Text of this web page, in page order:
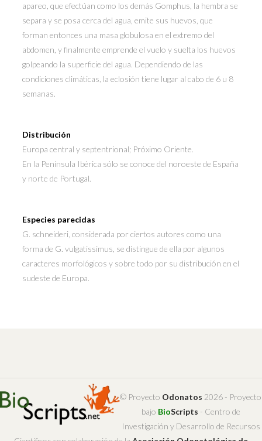
apareo, que efectúan como los demás Gomphus, la hembra se
separa y se posa cerca del agua, emite sus huevos, que
forman entonces una masa globulosa en el extremo del
abdomen, y finalmente emprende el vuelo y suelta los huevos
golpeando la superficie del agua. Dependiendo de las
condiciones climáticas, la eclosión tiene lugar al cabo de 6 u 8
semanas.
Distribución
Europa central y septentrional; Próximo Oriente.
En la Península Ibérica sólo se conoce del noroeste de España
y norte de Portugal.
Especies parecidas
G. schneideri, considerada por ciertos autores como una
forma de G. vulgatissimus, se distingue de ella por algunos
caracteres morfológicos y sobre todo por su distribución en el
sudeste de Europa.
© Proyecto Odonatos 2026 - Proyecto
bajo BioScripts - Centro de
Investigación y Desarrollo de Recursos